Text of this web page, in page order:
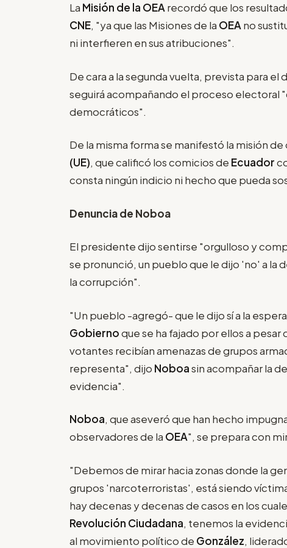
La Misión de la OEA recordó que los
CNE, "ya que las Misiones de la OEA no
ni interfieren en sus atribuciones".
De cara a la segunda vuelta, prevista para el
seguirá acompañando el proceso electoral
democráticos".
De la misma forma se manifestó la misión
(UE), que calificó los comicios de Ecuador
consta ningún indicio ni hecho que pueda
Denuncia de Noboa
El presidente dijo sentirse "orgulloso y
se pronunció, un pueblo que le dijo 'no' a la
la corrupción".
"Un pueblo -agregó- que le dijo sí a la
Gobiernoque se ha fajado por ellos a
votantes recibían amenazas de grupos
representa", dijo Noboasin acompañar la
evidencia".
Noboa, que aseveró que han hecho
observadores de la OEA", se prepara con
"Debemos de mirar hacia zonas donde la
grupos 'narcoterroristas', está siendo
hay decenas y decenas de casos en los
Revolución Ciudadana, tenemos la
al movimiento político de González,